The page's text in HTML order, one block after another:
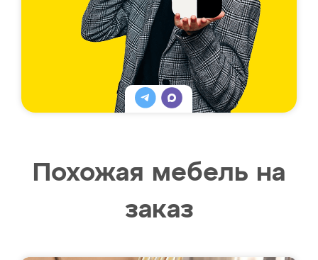
Похожая мебель на
заказ